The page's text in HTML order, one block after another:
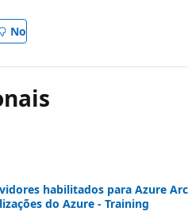
No
habilitados para Azure Arc
do Azure - Training